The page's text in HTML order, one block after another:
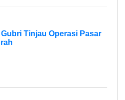
Gubri Tinjau Operasi Pasar